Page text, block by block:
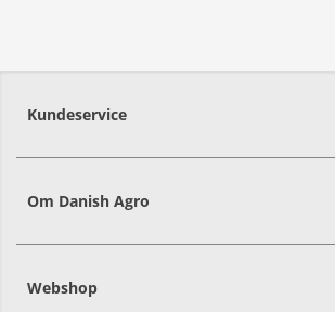
Kundeservice
Om Danish Agro
Webshop